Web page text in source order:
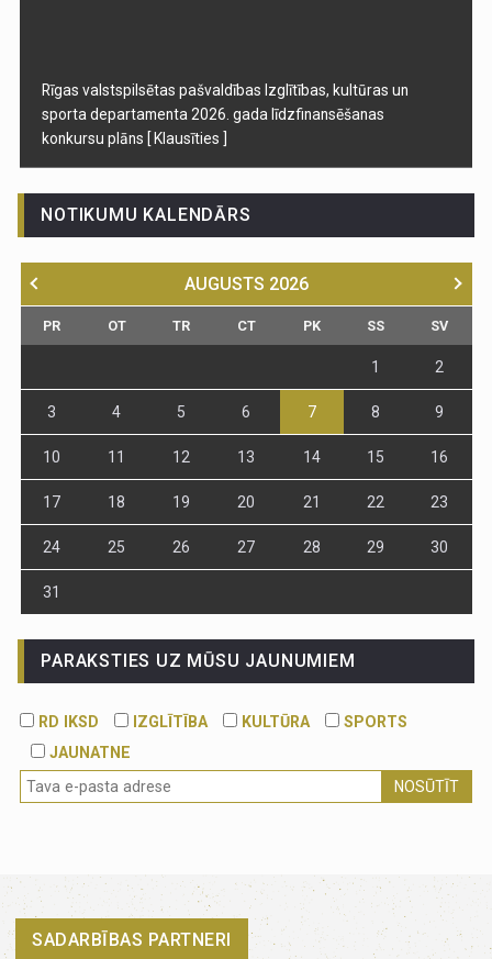
Rīgas valstspilsētas pašvaldības Izglītības, kultūras un
sporta departamenta 2026. gada līdzfinansēšanas
konkursu plāns [ Klausīties ]
NOTIKUMU KALENDĀRS
AUGUSTS 2026
PR OT TR CT PK SS SV
1 2
3 4 5 6 7 8 9
10 11 12 13 14 15 16
17 18 19 20 21 22 23
24 25 26 27 28 29 30
31
PARAKSTIES UZ MŪSU JAUNUMIEM
RD IKSD IZGLĪTĪBA KULTŪRA
SPORTS
JAUNATNE
NOSŪTĪT
SADARBĪBAS PARTNERI